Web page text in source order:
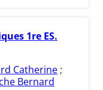
1re ES.
Catherine ;
Bernard